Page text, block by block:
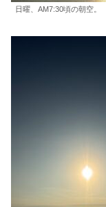
日曜、AM7:30頃の朝空。